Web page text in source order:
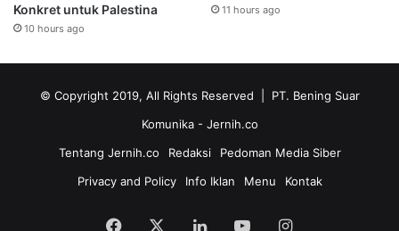
Konkret untuk Palestina
10 hours ago
11 hours ago
© Copyright 2019, All Rights Reserved | PT. Bening Suar
Komunika - Jernih.co
Tentang Jernih.co
Redaksi
Pedoman Media Siber
Privacy and Policy
Info Iklan Menu Kontak
Facebook LinkedInYouTubeInstagram